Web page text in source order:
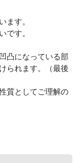
ます。
です。
凸になっている部
られます。（最後
質としてご理解の